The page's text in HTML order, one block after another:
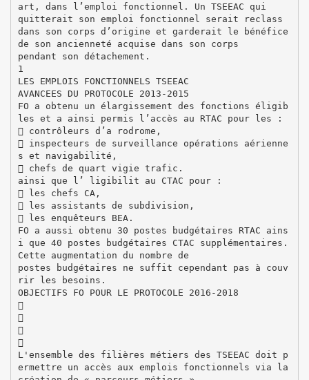
art, dans l’emploi fonctionnel. Un TSEEAC qui
quitterait son emploi fonctionnel serait reclass
dans son corps d’origine et garderait le bénéfice
de son ancienneté acquise dans son corps
pendant son détachement.
1
LES EMPLOIS FONCTIONNELS TSEEAC
AVANCEES DU PROTOCOLE 2013-2015
FO a obtenu un élargissement des fonctions éligib
les et a ainsi permis l’accès au RTAC pour les :
 contrôleurs d’a rodrome,
 inspecteurs de surveillance opérations aérienne
s et navigabilité,
 chefs de quart vigie trafic.
ainsi que l’ ligibilit au CTAC pour :
 les chefs CA,
 les assistants de subdivision,
 les enquêteurs BEA.
FO a aussi obtenu 30 postes budgétaires RTAC ains
i que 40 postes budgétaires CTAC supplémentaires.
Cette augmentation du nombre de
postes budgétaires ne suffit cependant pas à couv
rir les besoins.
OBJECTIFS FO POUR LE PROTOCOLE 2016-2018




L'ensemble des filières métiers des TSEEAC doit p
ermettre un accès aux emplois fonctionnels via la